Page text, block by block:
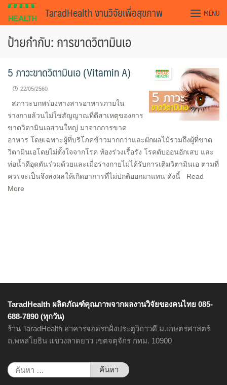
Skip
TaradHealth งานวิจัยเพื่อสุขภาพ MENU
ป้ายกำกับ: การขาดวิตามินเอ
5 ภาวะขาดวิตามินเอ (Vitamin A)
22/05/2560
สภาวะบกพร่องทางสารอาหารภายใน
ร่างกายล้วนไม่ใช่สัญญาณที่ดีสาเหตุของการ
ขาดวิตามินเอส่วนใหญ่ มาจากการขาด
อาหาร โดยเฉพาะผู้ที่บริโภคข้าวมากกว่าและผักผลไม้รวมถึงผู้ที่ขาด
วิตามินเอโดยไม่ตั้งใจจากโรค ท้องร่วงเรื้อรัง โรคตับอ่อนอักเสบ และ
ท่อน้ำดีอุดตันร่วมด้วยและเมื่อร่างกายไม่ได้รับการเติมวิตามินเอ ตามที่
ควรจะเป็นจึงส่งผลให้เกิดอาการที่ไม่ปกติออกมาแทน ดังนี้ Read
More
TaradHealth ผลิตภัณฑ์คุณภาพจากผลงานวิจัยของคนไทย 085-
688-7890 (ทุกวัน)
ร้าน TaradHealth อาคารจอดรถฝั่งประตูวิถาวดี ม.เกษตรศาสตร์
ถ.พหลโยธิน แขวงลาดยาว เขตจตุจักร กทม. 10900
ค้นหา
สำหรับ: